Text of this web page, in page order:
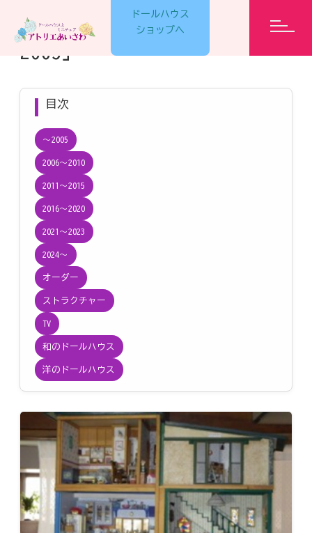
GARELLY
LESSON
EVENT
ET CETERA
ドールハウス
ショップへ
ギャラリーのカテゴリー「〜
2005」
目次
〜2005
2006〜2010
2011〜2015
2016〜2020
2021〜2023
2024〜
オーダー
ストラクチャー
TV
和のドールハウス
洋のドールハウス